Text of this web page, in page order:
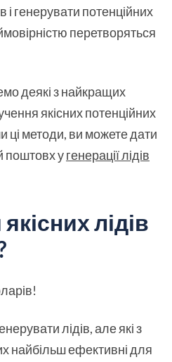
і генерувати потенційних
перетворяться
деякі з найкращих
якісних потенційних
ці методи, ви можете дати
поштовх угенерації лідів
лідів
лідів, але які з
найбільш ефективні для